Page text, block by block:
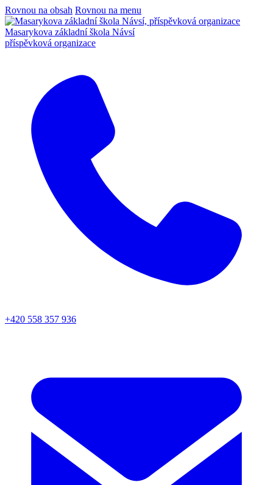
Rovnou na obsah Rovnou na menu
Masarykova základní škola Návsí
příspěvková organizace
+420 558 357 936